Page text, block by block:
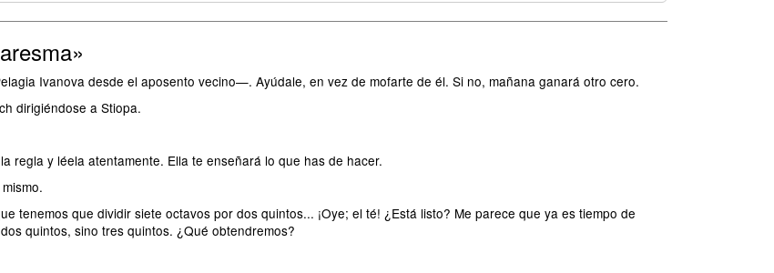
Ivanova desde el aposento vecino—. Ayúdale, en vez de mofarte de él. Si no, mañana ganará otro cero.
dirigiéndose a Stiopa.
regla y léela atentamente. Ella te enseñará lo que has de hacer.
tenemos que dividir siete octavos por dos quintos... ¡Oye; el té! ¿Está listo? Me parece que ya es tiempo de
quintos, sino tres quintos. ¿Qué obtendremos?